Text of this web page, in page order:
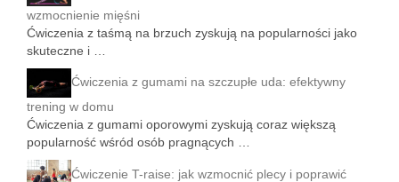
wzmocnienie mięśni
Ćwiczenia z taśmą na brzuch zyskują na popularności jako
skuteczne i …
Ćwiczenia z gumami na szczupłe uda: efektywny
trening w domu
Ćwiczenia z gumami oporowymi zyskują coraz większą
popularność wśród osób pragnących …
Ćwiczenie T-raise: jak wzmocnić plecy i poprawić